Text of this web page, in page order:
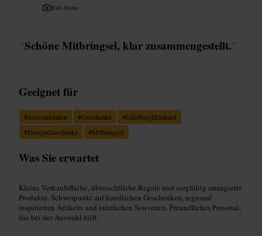
Bild /Issuu
“Schöne Mitbringsel, klar zusammengestellt.”
Geeignet für
#Souvenirladen #Geschenke #EdinburghEinkauf
#DesignGeschenke #Mitbringsel
Was Sie erwartet
Kleine Verkaufsfläche, übersichtliche Regale und sorgfältig arrangierte
Produkte. Schwerpunkt auf handlichen Geschenken, regional
inspirierten Artikeln und nützlichen Souvenirs. Freundliches Personal,
das bei der Auswahl hilft.